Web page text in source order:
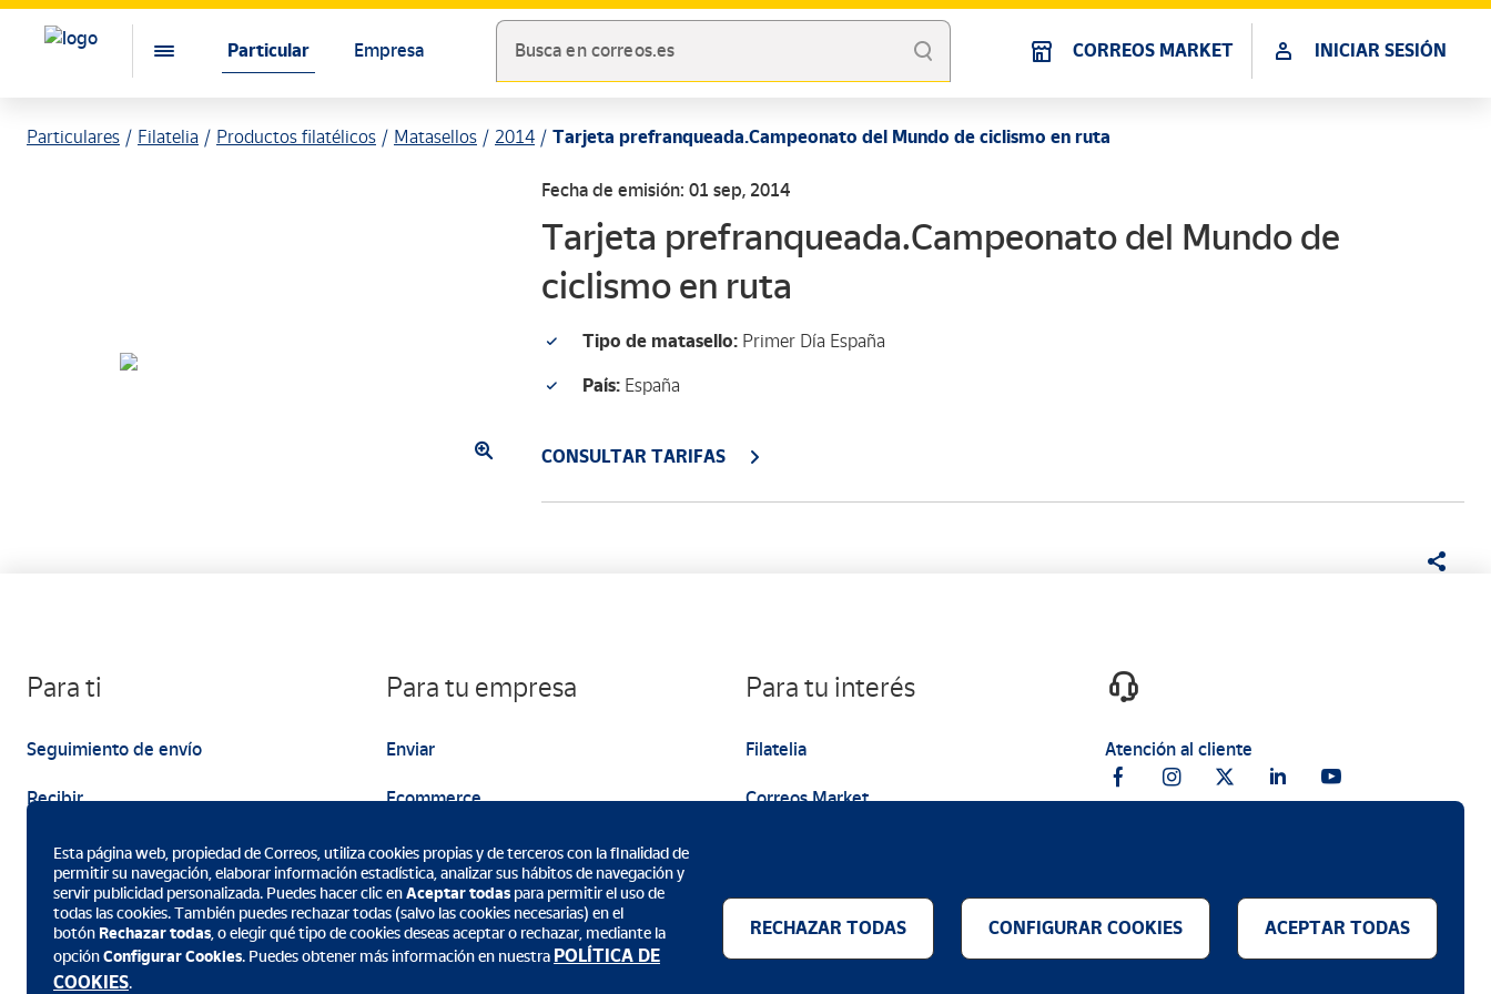
Particular Empresa Busca en correos.es CORREOS MARKET INICIAR SESIÓN
Particulares Filatelia Productos filatélicos Matasellos 2014 Tarjeta prefranqueada.Campeonato del Mundo de ciclismo en ruta
Fecha de emisión: 01 sep, 2014
Tarjeta prefranqueada.Campeonato del Mundo de
ciclismo en ruta
Tipo de matasello: Primer Día España
País: España
CONSULTAR TARIFAS
Para ti
Seguimiento de envío
Recibir
Enviar
Para tu empresa
Enviar
Ecommerce
Marketing
Para tu interés
Filatelia
Correos Market
Atención al cliente
Descarga la App de Correos
Esta página web, propiedad de Correos, utiliza cookies propias y de terceros con la finalidad de
permitir su navegación, elaborar información estadística, analizar sus hábitos de navegación y
servir publicidad personalizada. Puedes hacer clic enAceptar todas para permitir el uso de
todas las cookies. También puedes rechazar todas (salvo las cookies necesarias) en el
botón Rechazar todas, o elegir qué tipo de cookies deseas aceptar o rechazar, mediante la
opciónConfigurar Cookies. Puedes obtener más información en nuestra POLÍTICA DE
COOKIES.
RECHAZAR TODAS CONFIGURAR COOKIES ACEPTAR TODAS